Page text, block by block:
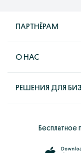
ПАРТНЁРАМ
О НАС
РЕШЕНИЯ ДЛЯ
Бесплатное